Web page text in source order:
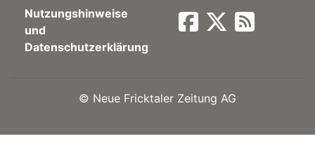
Nutzungshinweise
und
Datenschutzerklärung
© Neue Fricktaler Zeitung AG